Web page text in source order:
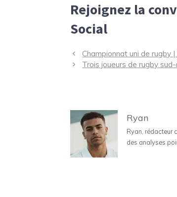
Rejoignez la
Social
Navigation
des
Championnat uni de rugby
Trois joueurs de rugby
Ryan
Ryan, rédacteur
des analyses